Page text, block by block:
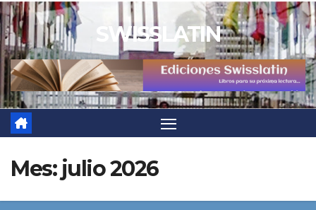
Saltar
al
contenido
SWISSLATIN
Mes: julio 2026